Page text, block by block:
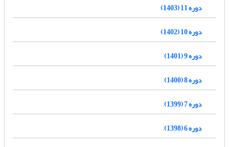
دوره 11 (1403)
دوره 10 (1402)
دوره 9 (1401)
دوره 8 (1400)
دوره 7 (1399)
دوره 6 (1398)